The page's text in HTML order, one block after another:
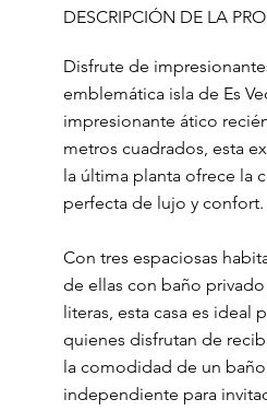
DESCRIPCIÓN DE LA
Disfrute de
emblemática isla de Es
impresionante ático
metros cuadrados, esta
la última planta ofrece la
perfecta de lujo y confort.
Con tres espaciosas
de ellas con baño
literas, esta casa es ideal
quienes disfrutan de
la comodidad de un
independiente para